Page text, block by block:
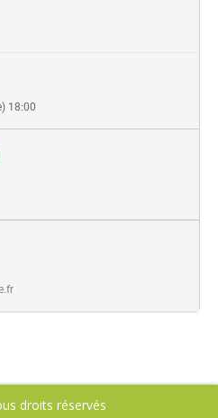
18:00
droits réservés